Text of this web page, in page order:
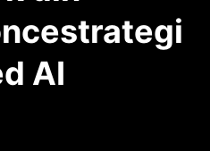
AI